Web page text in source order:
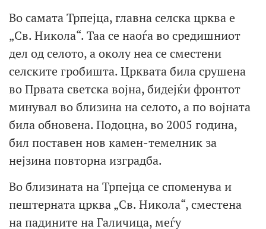
Во самата Трпејца, главна селска црква е
„Св. Никола“. Таа се наоѓа во средишниот
дел од селото, а околу неа се сместени
селските гробишта. Црквата била срушена
во Првата светска војна, бидејќи фронтот
минувал во близина на селото, а по војната
била обновена. Подоцна, во 2005 година,
бил поставен нов камен-темелник за
нејзина повторна изградба.
Во близината на Трпејца се споменува и
пештерната црква „Св. Никола“, сместена
на падините на Галичица, меѓу